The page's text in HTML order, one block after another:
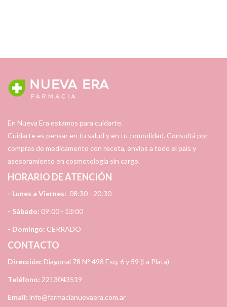
En Nueva Era estamos para cuidarte.
Cuidarte es pensar en tu salud y en tu comodidad. Consultá por
compras de medicamento con receta, envíos a todo el país y
asesoramiento en cosmetología sin cargo.
HORARIO DE ATENCIÓN
- Lunes a Viernes: 08:30 - 20:30
- Sábado: 09:00 - 13:00
- Domingo: CERRADO
CONTACTO
Dirección: Diagonal 78 N° 498 Esq. 6 y 59 (La Plata)
Teléfono: 2213043519
Email: info@farmacianuevaera.com.ar